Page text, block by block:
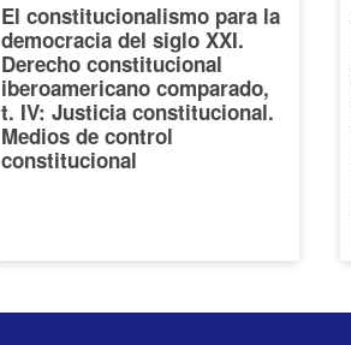
El constitucionalismo para la
democracia del siglo XXI.
Derecho constitucional
iberoamericano comparado,
t. IV: Justicia constitucional.
Medios de control
constitucional